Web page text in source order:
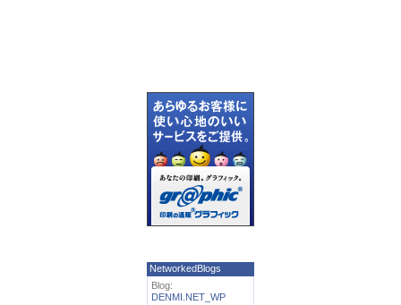
NetworkedBlogs
Blog:
DENMI.NET_WP